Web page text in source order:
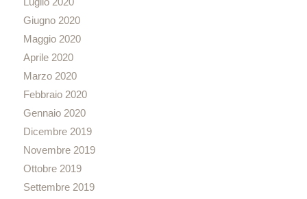
Giugno 2020
Maggio 2020
Aprile 2020
Marzo 2020
Febbraio 2020
Gennaio 2020
Dicembre 2019
Novembre 2019
Ottobre 2019
Settembre 2019